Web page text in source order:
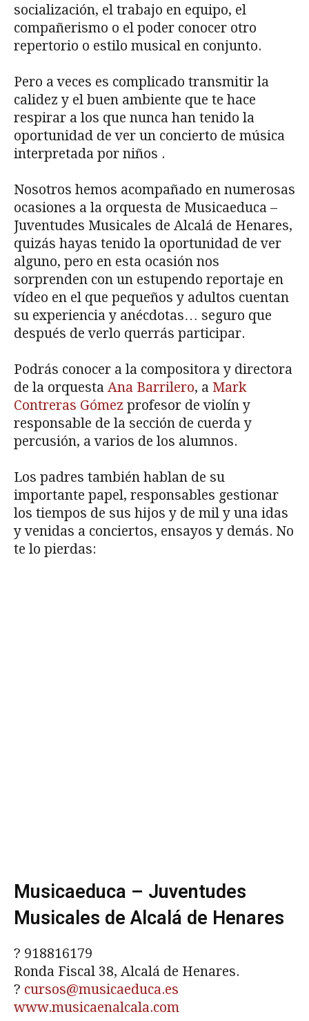
socialización, el trabajo en equipo, el
compañerismo o el poder conocer otro
repertorio o estilo musical en conjunto.
Pero a veces es complicado transmitir la
calidez y el buen ambiente que te hace
respirar a los que nunca han tenido la
oportunidad de ver un concierto de música
interpretada por niños .
Nosotros hemos acompañado en numerosas
ocasiones a la orquesta de Musicaeduca –
Juventudes Musicales de Alcalá de Henares,
quizás hayas tenido la oportunidad de ver
alguno, pero en esta ocasión nos
sorprenden con un estupendo reportaje en
vídeo en el que pequeños y adultos cuentan
su experiencia y anécdotas… seguro que
después de verlo querrás participar.
Podrás conocer a la compositora y directora
de la orquesta Ana Barrilero, a Mark
Contreras Gómez profesor de violín y
responsable de la sección de cuerda y
percusión, a varios de los alumnos​.
Los padres también hablan de su
importante papel,​ responsables ​gestionar
los tiempos de sus hijos y ​de mil y una idas
y venidas a conciertos, ensayos y demás. No
te lo pierdas:
Musicaeduca – Juventudes
Musicales de Alcalá de Henares
? 918816179
Ronda Fiscal 38, Alcalá de Henares.
? cursos@musicaeduca.es
www.musicaenalcala.com